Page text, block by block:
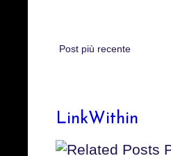
Post più recente
LinkWithin